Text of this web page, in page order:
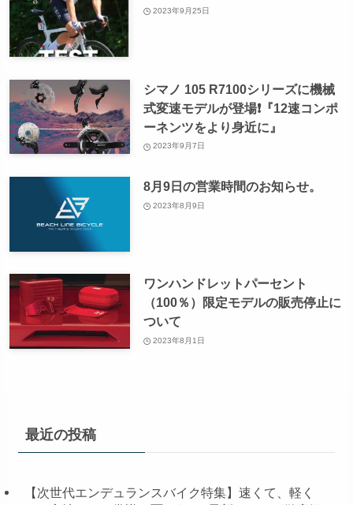
2023年9月25日
シマノ 105 R7100シリーズに機械
式変速モデルが登場❗️『12速コンポ
ーネンツをより身近に』
2023年9月7日
8月9日の営業時間のお知らせ。
2023年8月9日
ワンハンドレットパーセント
（100％）限定モデルの販売停止に
ついて
2023年8月1日
最近の投稿
【次世代エンデュランスバイク特集】速くて、軽く